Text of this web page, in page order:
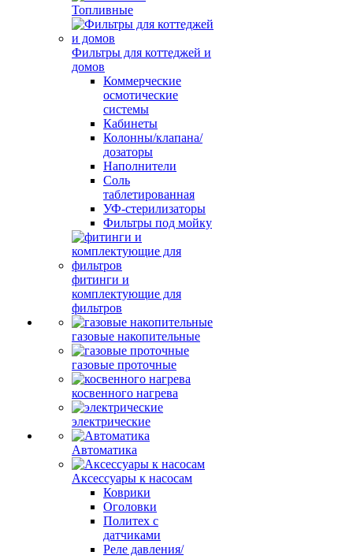
Топливные
Фильтры для коттеджей и
домов
Коммерческие
осмотические
системы
Кабинеты
Колонны/клапана/
дозаторы
Наполнители
Соль
таблетированная
УФ-стерилизаторы
Фильтры под мойку
фитинги и
комплектующие для
фильтров
газовые накопительные
газовые проточные
косвенного нагрева
электрические
Автоматика
Аксессуары к насосам
Коврики
Оголовки
Политех с
датчиками
Реле давления/